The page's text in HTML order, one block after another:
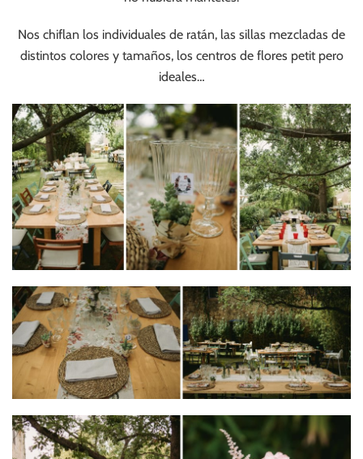
Nos chiflan los individuales de ratán, las sillas mezcladas de
distintos colores y tamaños, los centros de flores petit pero
ideales…